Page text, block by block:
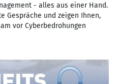
- alles aus einer Hand.
Gespräche und zeigen Ihnen,
vor Cyberbedrohungen